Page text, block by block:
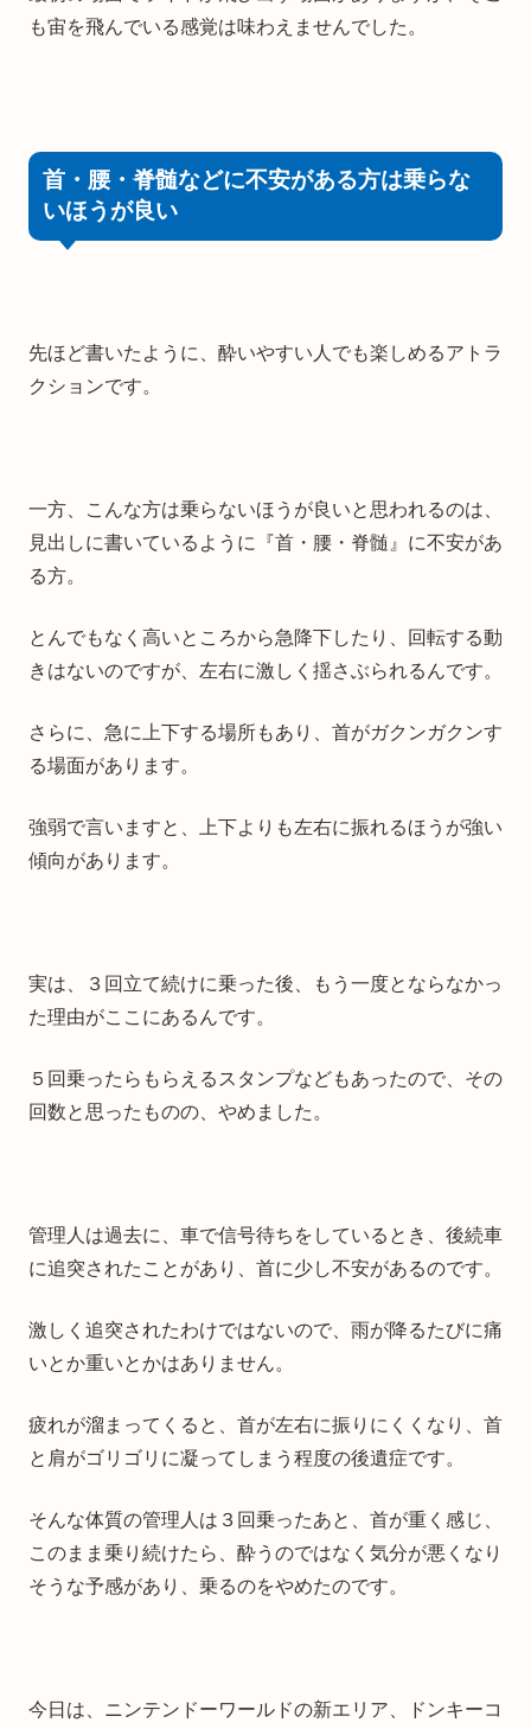
も宙を飛んでいる感覚は味わえませんでした。
首・腰・脊髄などに不安がある方は乗らな
いほうが良い
先ほど書いたように、酔いやすい人でも楽しめるアトラ
クションです。
一方、こんな方は乗らないほうが良いと思われるのは、
見出しに書いているように『首・腰・脊髄』に不安があ
る方。
とんでもなく高いところから急降下したり、回転する動
きはないのですが、左右に激しく揺さぶられるんです。
さらに、急に上下する場所もあり、首がガクンガクンす
る場面があります。
強弱で言いますと、上下よりも左右に振れるほうが強い
傾向があります。
実は、３回立て続けに乗った後、もう一度とならなかっ
た理由がここにあるんです。
５回乗ったらもらえるスタンプなどもあったので、その
回数と思ったものの、やめました。
管理人は過去に、車で信号待ちをしているとき、後続車
に追突されたことがあり、首に少し不安があるのです。
激しく追突されたわけではないので、雨が降るたびに痛
いとか重いとかはありません。
疲れが溜まってくると、首が左右に振りにくくなり、首
と肩がゴリゴリに凝ってしまう程度の後遺症です。
そんな体質の管理人は３回乗ったあと、首が重く感じ、
このまま乗り続けたら、酔うのではなく気分が悪くなり
そうな予感があり、乗るのをやめたのです。
今日は、ニンテンドーワールドの新エリア、ドンキーコ